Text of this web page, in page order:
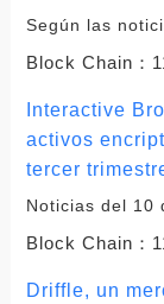
Según las
Block Chain：
Interactive
activos
tercer
Noticias del 10
Block Chain：
Driffle, un